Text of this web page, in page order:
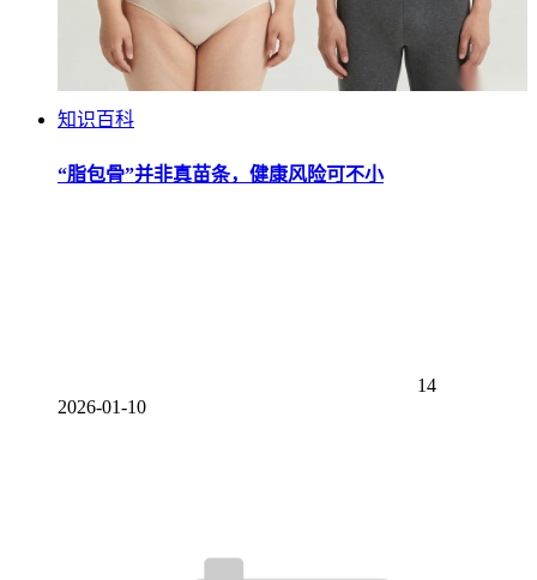
知识百科
“脂包骨”并非真苗条，健康风险可不小
14
2026-01-10